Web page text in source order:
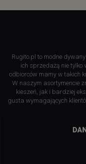
Rugito.pl to modne
ich sprzedażą nie tylko
odbiorców mamy w takich
W naszym asortymencie
kieszeń, jak i bardziej
gusta wymagających